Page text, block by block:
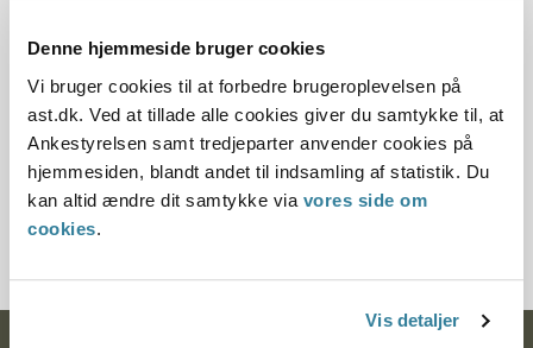
Denne hjemmeside bruger cookies
Vi bruger cookies til at forbedre brugeroplevelsen på
ast.dk. Ved at tillade alle cookies giver du samtykke til, at
Ankestyrelsen samt tredjeparter anvender cookies på
hjemmesiden, blandt andet til indsamling af statistik. Du
kan altid ændre dit samtykke via vores side om
cookies.
Vis detaljer
Paragraf
§ 2 § 63 § 46
Journalnummer
2000585-03